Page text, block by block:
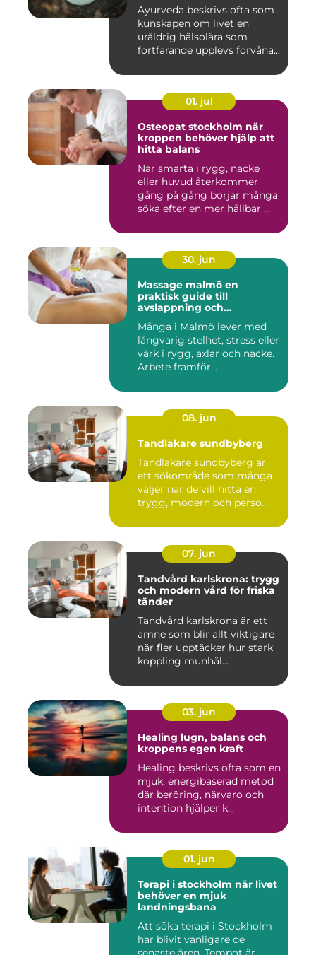
Ayurveda beskrivs ofta som
kunskapen om livet en
uråldrig hälsolära som
fortfarande upplevs förvåna...
01. jul
Osteopat stockholm när
kroppen behöver hjälp att
hitta balans
När smärta i rygg, nacke
eller huvud återkommer
gång på gång börjar många
söka efter en mer hållbar ...
30. jun
Massage malmö en
praktisk guide till
avslappning och
Många i Malmö lever med
långvarig stelhet, stress eller
värk i rygg, axlar och nacke.
Arbete framför...
08. jun
Tandläkare sundbyberg
Tandläkare sundbyberg är
ett sökområde som många
väljer när de vill hitta en
trygg, modern och perso...
07. jun
Tandvård karlskrona: trygg
och modern vård för friska
tänder
Tandvård karlskrona är ett
ämne som blir allt viktigare
när fler upptäcker hur stark
koppling munhäl...
03. jun
Healing lugn, balans och
kroppens egen kraft
Healing beskrivs ofta som en
mjuk, energibaserad metod
där beröring, närvaro och
intention hjälper k...
01. jun
Terapi i stockholm när livet
behöver en mjuk
landningsbana
Att söka terapi i Stockholm
har blivit vanligare de